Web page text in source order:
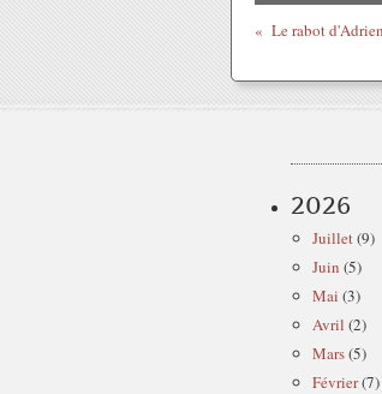
Le rabot
2026
Juillet(9)
Juin (5)
Mai (3)
Avril (2)
Mars(5)
Février(7)